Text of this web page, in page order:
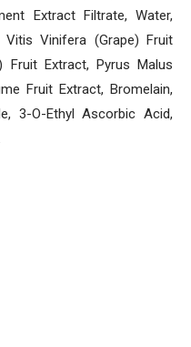
Extract Filtrate, Water,
Vitis Vinifera (Grape) Fruit
Fruit Extract, Pyrus Malus
Fruit Extract, Bromelain,
3-O-Ethyl Ascorbic Acid,